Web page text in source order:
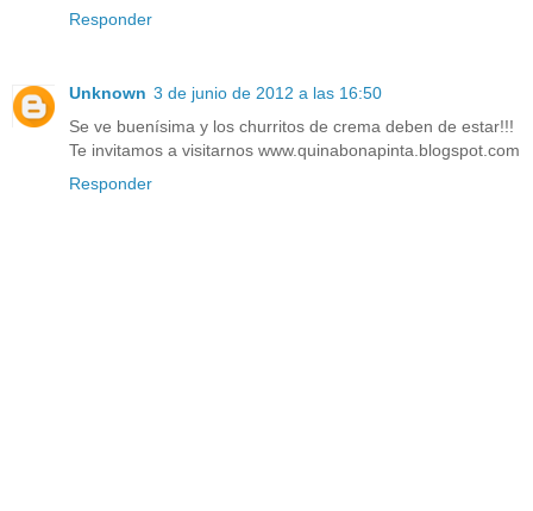
Responder
Unknown 3 de junio de 2012 a las 16:50
Se ve buenísima y los churritos de crema deben de estar!!!
Te invitamos a visitarnos www.quinabonapinta.blogspot.com
Responder